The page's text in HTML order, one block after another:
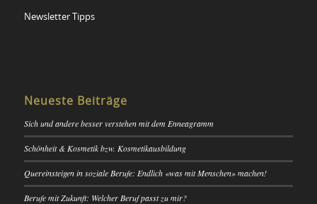
Newsletter Tipps
Neueste Beiträge
Sich und andere besser verstehen mit dem Enneagramm
Schönheit & Kosmetik bzw. Kosmetikausbildung
Quereinsteigen in soziale Berufe: Endlich «was mit Menschen» machen!
Berufe mit Zukunft: Welcher Beruf passt zu mir?